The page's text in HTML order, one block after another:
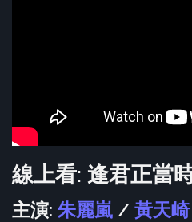
線上看: 逢君正當
主演: 朱麗嵐 / 黃天崎